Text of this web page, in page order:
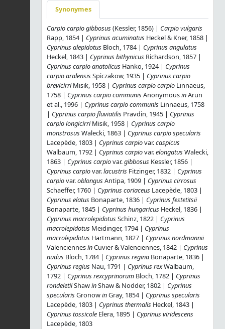
Synonymes
Carpio carpio gibbosus (Kessler, 1856) | Carpio vulgaris
Rapp, 1854 | Cyprinus acuminatus Heckel & Kner, 1858 |
Cyprinus alepidotus Bloch, 1784 | Cyprinus angulatus
Heckel, 1843 | Cyprinus bithynicus Richardson, 1857 |
Cyprinus carpio anatolicus Hanko, 1924 | Cyprinus
carpio aralensis Spiczakow, 1935 | Cyprinus carpio
brevicirriMisik, 1958 | Cyprinus carpio carpio Linnaeus,
1758 | Cyprinus carpio communis AnonymousinArun
et al., 1996 | Cyprinus carpio communis Linnaeus, 1758
| Cyprinus carpio fluviatilis Pravdin, 1945 | Cyprinus
carpio longicirriMisik, 1958 | Cyprinus carpio
monstrosus Walecki, 1863 | Cyprinus carpio specularis
Lacepède, 1803 | Cyprinus carpiovar.caspicus
Walbaum, 1792 | Cyprinus carpiovar.elongatus Walecki,
1863 | Cyprinus carpiovar.gibbosus Kessler, 1856 |
Cyprinus carpiovar.lacustris Fitzinger, 1832 | Cyprinus
carpiovar.oblongus Antipa, 1909 | Cyprinus cirrosus
Schaeffer, 1760 | Cyprinus coriaceus Lacepède, 1803 |
Cyprinus elatus Bonaparte, 1836 | Cyprinus festetitsii
Bonaparte, 1845 | Cyprinus hungaricus Heckel, 1836 |
Cyprinus macrolepidotus Schinz, 1822 | Cyprinus
macrolepidotus Meidinger, 1794 | Cyprinus
macrolepidotus Hartmann, 1827 | Cyprinus nordmannii
ValenciennesinCuvier & Valenciennes, 1842 | Cyprinus
nudus Bloch, 1784 | Cyprinus regina Bonaparte, 1836 |
Cyprinus regius Nau, 1791 | Cyprinus rexWalbaum,
1792 | Cyprinus rexcyprinorum Bloch, 1782 | Cyprinus
rondeletiiShawinShaw & Nodder, 1802 | Cyprinus
specularis GronowinGray, 1854 | Cyprinus specularis
Lacepède, 1803 | Cyprinus thermalis Heckel, 1843 |
Cyprinus tossicole Elera, 1895 | Cyprinus viridescens
Lacepède, 1803